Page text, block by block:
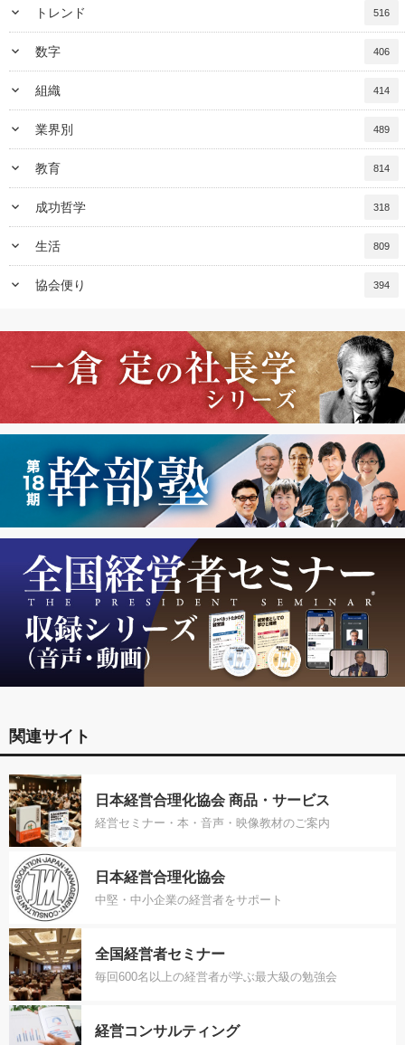
keyboard_arrow_down トレンド 516
keyboard_arrow_down 数字 406
keyboard_arrow_down 組織 414
keyboard_arrow_down 業界別 489
keyboard_arrow_down 教育 814
keyboard_arrow_down 成功哲学 318
keyboard_arrow_down 生活 809
keyboard_arrow_down 協会便り 394
関連サイト
日本経営合理化協会 商品・サービス
経営セミナー・本・音声・映像教材のご案内
日本経営合理化協会
中堅・中小企業の経営者をサポート
全国経営者セミナー
毎回600名以上の経営者が学ぶ最大級の勉強会
経営コンサルティング